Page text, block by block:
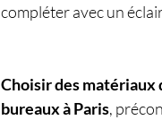
compléter avec un
Choisir des matériaux
bureaux à Paris,